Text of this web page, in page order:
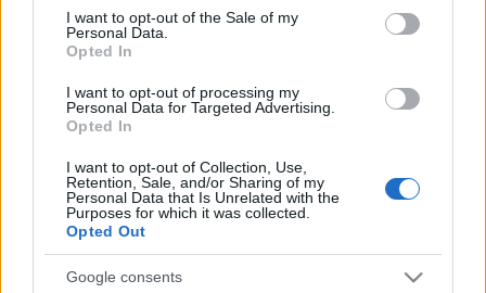
consent section.
I want to opt-out of the Sale of my
Personal Data.
Opted In
I want to opt-out of processing my
Personal Data for Targeted Advertising.
Opted In
I want to opt-out of Collection, Use,
Retention, Sale, and/or Sharing of my
Personal Data that Is Unrelated with the
Purposes for which it was collected.
Opted Out
Google consents
megtermelt műanyag tizedét sem hasznosítottuk
újra, így az újrafeldolgozás önmagában nem
"Átfogó tilalmakra, korlátozásokra van szükség" –
tette hozzá Simon Gergely. - "Már közel 230 ezer
ember támogatta itthon is a Greenpeace petícióját
(greenpeace.hu/stopmuanyag) a műanyag zacskók
betiltásáért. Ahogy azt már számos ország megtette,
Magyarországon is itt az ideje az egyszer
használatos műanyagok korlátozásának."